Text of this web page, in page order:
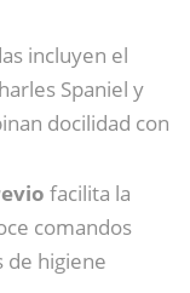
incluyen el
Spaniel y
docilidad con
facilita la
comandos
de higiene